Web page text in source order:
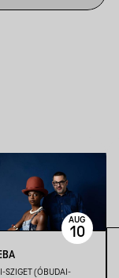
SZIGET (ÓBUDAI-
AUG
10